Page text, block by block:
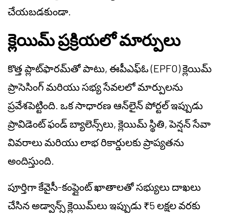
చేయబడకుండా.
క్లెయిమ్ ప్రక్రియలో మార్పులు
కొత్త ప్లాట్‌ఫారమ్‌తో పాటు, ఈపీఎఫ్ఓ (EPFO) క్లెయిమ్
ప్రాసెసింగ్ మరియు సభ్య సేవలలో మార్పులను
ప్రవేశపెట్టింది. ఒక సాధారణ ఆన్‌లైన్ పోర్టల్ ఇప్పుడు
ప్రావిడెంట్ ఫండ్ బ్యాలెన్స్‌లు, క్లెయిమ్ స్థితి, పెన్షన్ సేవా
వివరాలు మరియు లాభ రికార్డులకు ప్రాప్యతను
అందిస్తుంది.
పూర్తిగా కేవైసీ-కంప్లైంట్ ఖాతాలతో సభ్యులు దాఖలు
చేసిన అడ్వాన్స్ క్లెయిమ్‌లు ఇప్పుడు ₹5 లక్షల వరకు